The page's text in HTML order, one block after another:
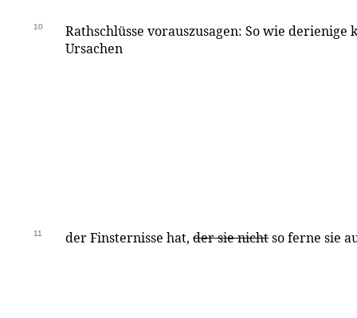
10
Rathschlüsse vorauszusagen: So wie derienige
Ursachen
11 der Finsternisse hat, der sie nichtso ferne sie